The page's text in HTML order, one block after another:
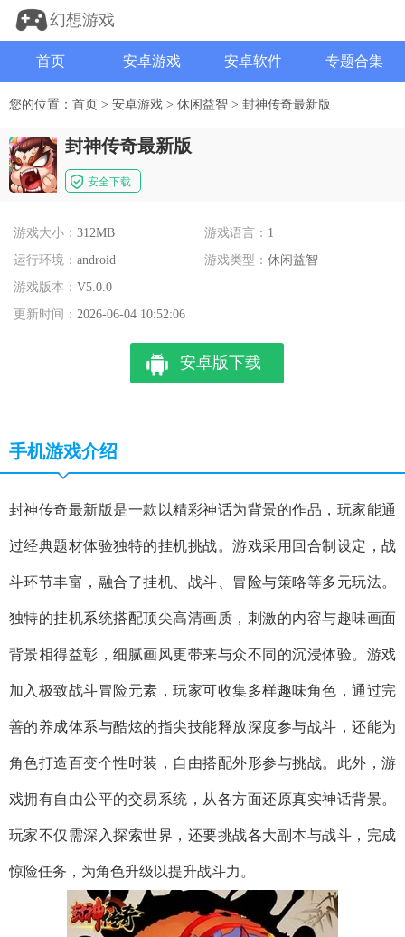
幻想游戏
首页 安卓游戏 安卓软件 专题合集
您的位置： 首页 > 安卓游戏 > 休闲益智 > 封神传奇最新版
封神传奇最新版
安全下载
游戏大小： 312MB 游戏语言： 1
运行环境： android 游戏类型：休闲益智
游戏版本： V5.0.0
更新时间： 2026-06-04 10:52:06
安卓版下载
手机游戏介绍
封神传奇最新版是一款以精彩神话为背景的作品，玩家能通
过经典题材体验独特的挂机挑战。游戏采用回合制设定，战
斗环节丰富，融合了挂机、战斗、冒险与策略等多元玩法。
独特的挂机系统搭配顶尖高清画质，刺激的内容与趣味画面
背景相得益彰，细腻画风更带来与众不同的沉浸体验。游戏
加入极致战斗冒险元素，玩家可收集多样趣味角色，通过完
善的养成体系与酷炫的指尖技能释放深度参与战斗，还能为
角色打造百变个性时装，自由搭配外形参与挑战。此外，游
戏拥有自由公平的交易系统，从各方面还原真实神话背景。
玩家不仅需深入探索世界，还要挑战各大副本与战斗，完成
惊险任务，为角色升级以提升战斗力。